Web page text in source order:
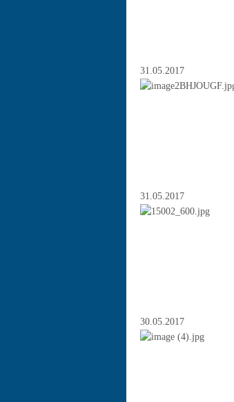
31.05.2017
31.05.2017
30.05.2017